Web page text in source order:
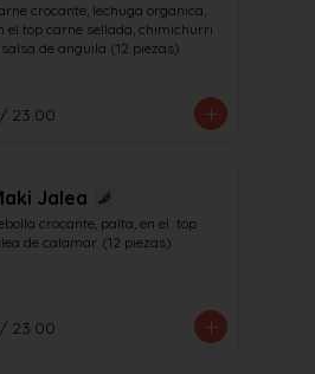
crocante, lechuga organica,
el top carne sellada, chimichurri
de anguila (12 piezas)
23.00
Jalea
crocante, palta, en el  top
de calamar. (12 piezas)
23.00